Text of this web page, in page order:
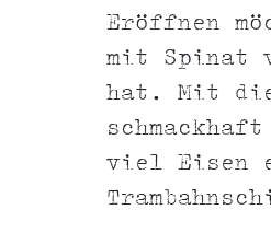
Eröffnen
mit Spinat
hat. Mit
viel Eisen